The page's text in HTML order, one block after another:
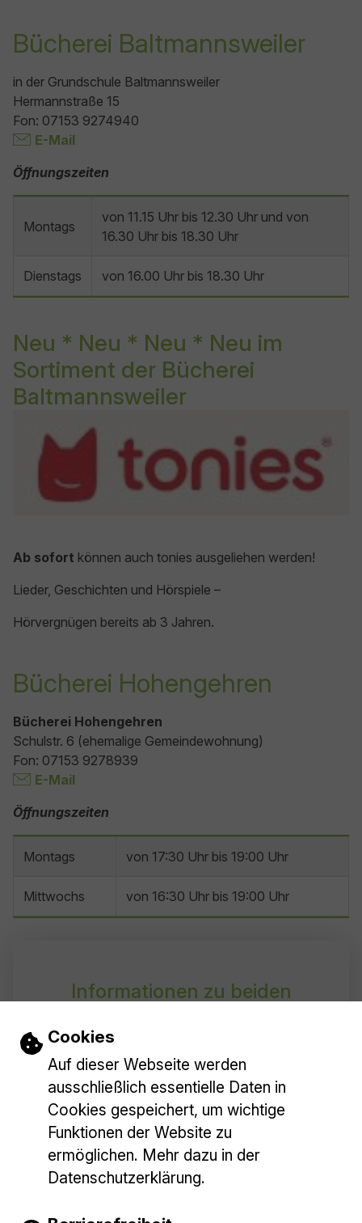
Einstellungen zu Cookies und
Cookies
Auf dieser Webseite werden
ausschließlich essentielle Daten in
Cookies gespeichert, um wichtige
Funktionen der Website zu
ermöglichen. Mehr dazu in der
Datenschutzerklärung.
Bücherei Baltmannsweiler
in der Grundschule Baltmannsweiler
Hermannstraße 15
Fon: 07153 9274940
E-Mail
Öffnungszeiten
Montags
von 11.15 Uhr bis 12.30 Uhr und von
16.30 Uhr bis 18.30 Uhr
Dienstags von 16.00 Uhr bis 18.30 Uhr
Neu * Neu * Neu * Neu im
Sortiment der Bücherei
Baltmannsweiler
Ab sofort können auch tonies ausgeliehen werden!
Lieder, Geschichten und Hörspiele –
Hörvergnügen bereits ab 3 Jahren.
Bücherei Hohengehren
Bücherei Hohengehren
Schulstr. 6 (ehemalige Gemeindewohnung)
Fon: 07153 9278939
E-Mail
Öffnungszeiten
Montags von 17:30 Uhr bis 19:00 Uhr
Mittwochs von 16:30 Uhr bis 19:00 Uhr
Informationen zu beiden
Die Benutzungsordnung für unsere Büchereien
Baltmannsweiler & Hohengehren finden Sie
hier...►